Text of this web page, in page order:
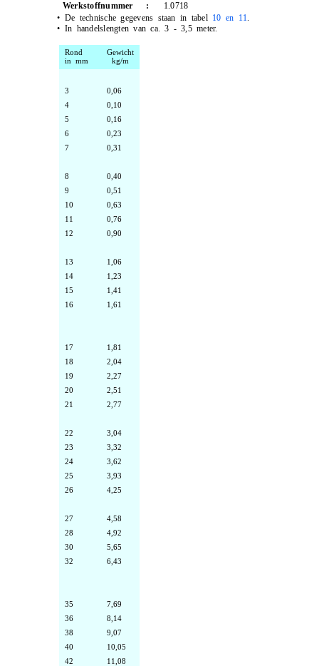
Werkstoffnummer
:
1.0718
• De technische gegevens staan in tabel 10 en 11
• In handelslengten van ca. 3 - 3,5 meter.
Rond
in mm
Gewicht
kg/m
3
0,06
4
0,10
5
0,16
6
0,23
7
0,31
8
0,40
9
0,51
10
0,63
11
0,76
12
0,90
13
1,06
14
1,23
15
1,41
16
1,61
17
1,81
18
2,04
19
2,27
20
2,51
21
2,77
22
3,04
23
3,32
24
3,62
25
3,93
26
4,25
27
4,58
28
4,92
30
5,65
32
6,43
35
7,69
36
8,14
38
9,07
40
10,05
42
11,08